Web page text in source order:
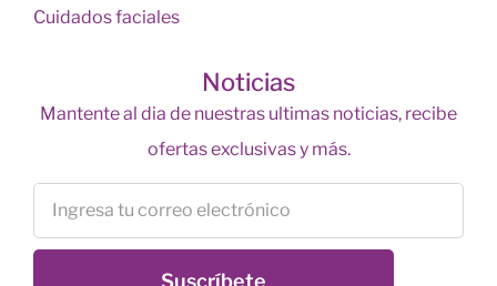
Cuidados faciales
Noticias
Mantente al dia de nuestras ultimas noticias, recibe
ofertas exclusivas y más.
Suscríbete